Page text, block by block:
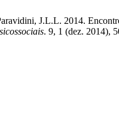
J.L.L. 2014.
. 9, 1 (dez. 2014),